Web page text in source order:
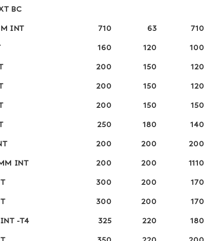
BC
INT 710 63 710
160 120 100
200 150 120
200 150 120
200 150 150
250 180 140
200 200 200
INT 200 200 1110
300 200 170
300 200 170
-T4 325 220 180